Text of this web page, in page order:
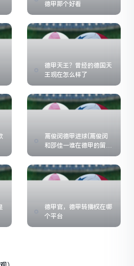
德甲那个好看
德甲天王？曾经的德国天
王现在怎么样了
蒿俊闵德甲进球(蒿俊闵
和邵佳一谁在德甲的留洋
生涯更成功)
德甲官，德甲转播权在哪
个平台